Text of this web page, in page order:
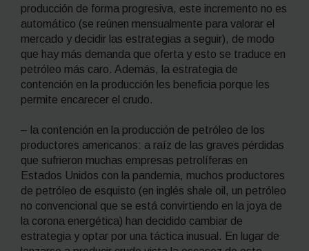
producción de forma progresiva, este incremento no es
automático (se reúnen mensualmente para valorar el
mercado y decidir las estrategias a seguir), de modo
que hay más demanda que oferta y esto se traduce en
petróleo más caro. Además, la estrategia de
contención en la producción les beneficia porque les
permite encarecer el crudo.
– la contención en la producción de petróleo de los
productores americanos: a raíz de las graves pérdidas
que sufrieron muchas empresas petrolíferas en
Estados Unidos con la pandemia, muchos productores
de petróleo de esquisto (en inglés shale oil , un petróleo
no convencional que se está convirtiendo en la joya de
la corona energética) han decidido cambiar de
estrategia y optar por una táctica inusual. En lugar de